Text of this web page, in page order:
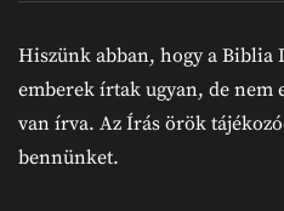
Hiszünk abban, hogy a Biblia
emberek írtak ugyan, de nem
van írva. Az Írás örök
bennünket.